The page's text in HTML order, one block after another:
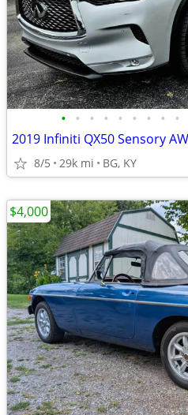
• • • • • • • • •
8/5 29k mi BG, KY
$4,000